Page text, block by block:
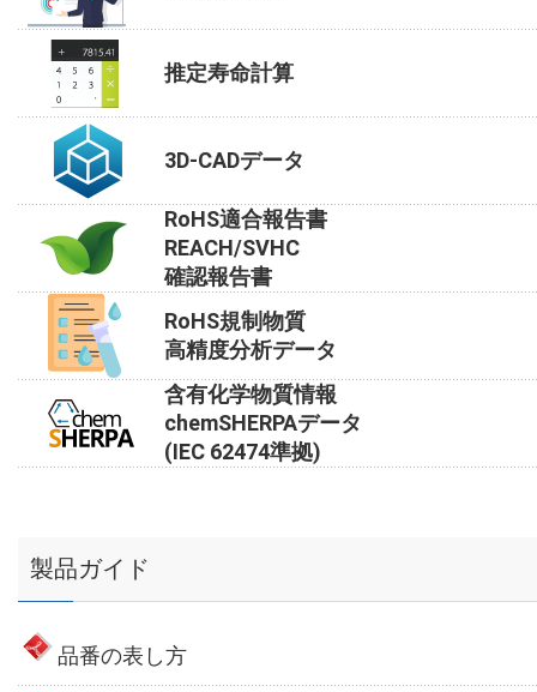
推定寿命計算
3D-CADデータ
RoHS適合報告書
REACH/SVHC
確認報告書
RoHS規制物質
高精度分析データ
含有化学物質情報
chemSHERPAデータ
(IEC 62474準拠)
製品ガイド
品番の表し方